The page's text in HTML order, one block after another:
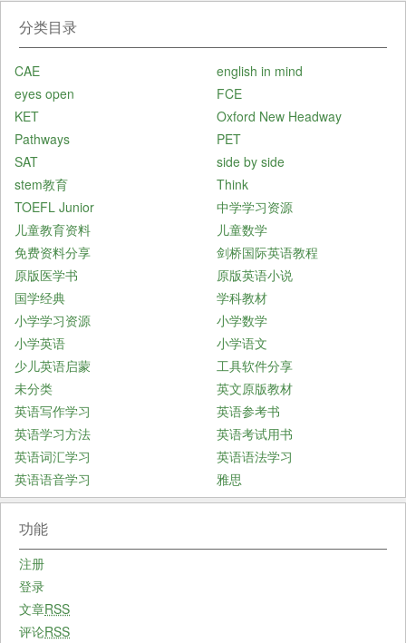
分类目录
CAE
english in mind
eyes open
FCE
KET
Oxford New Headway
Pathways
PET
SAT
side by side
stem教育
Think
TOEFL Junior
中学学习资源
儿童教育资料
儿童数学
免费资料分享
剑桥国际英语教程
原版医学书
原版英语小说
国学经典
学科教材
小学学习资源
小学数学
小学英语
小学语文
少儿英语启蒙
工具软件分享
未分类
英文原版教材
英语写作学习
英语参考书
英语学习方法
英语考试用书
英语词汇学习
英语语法学习
英语语音学习
雅思
功能
注册
登录
文章RSS
评论RSS